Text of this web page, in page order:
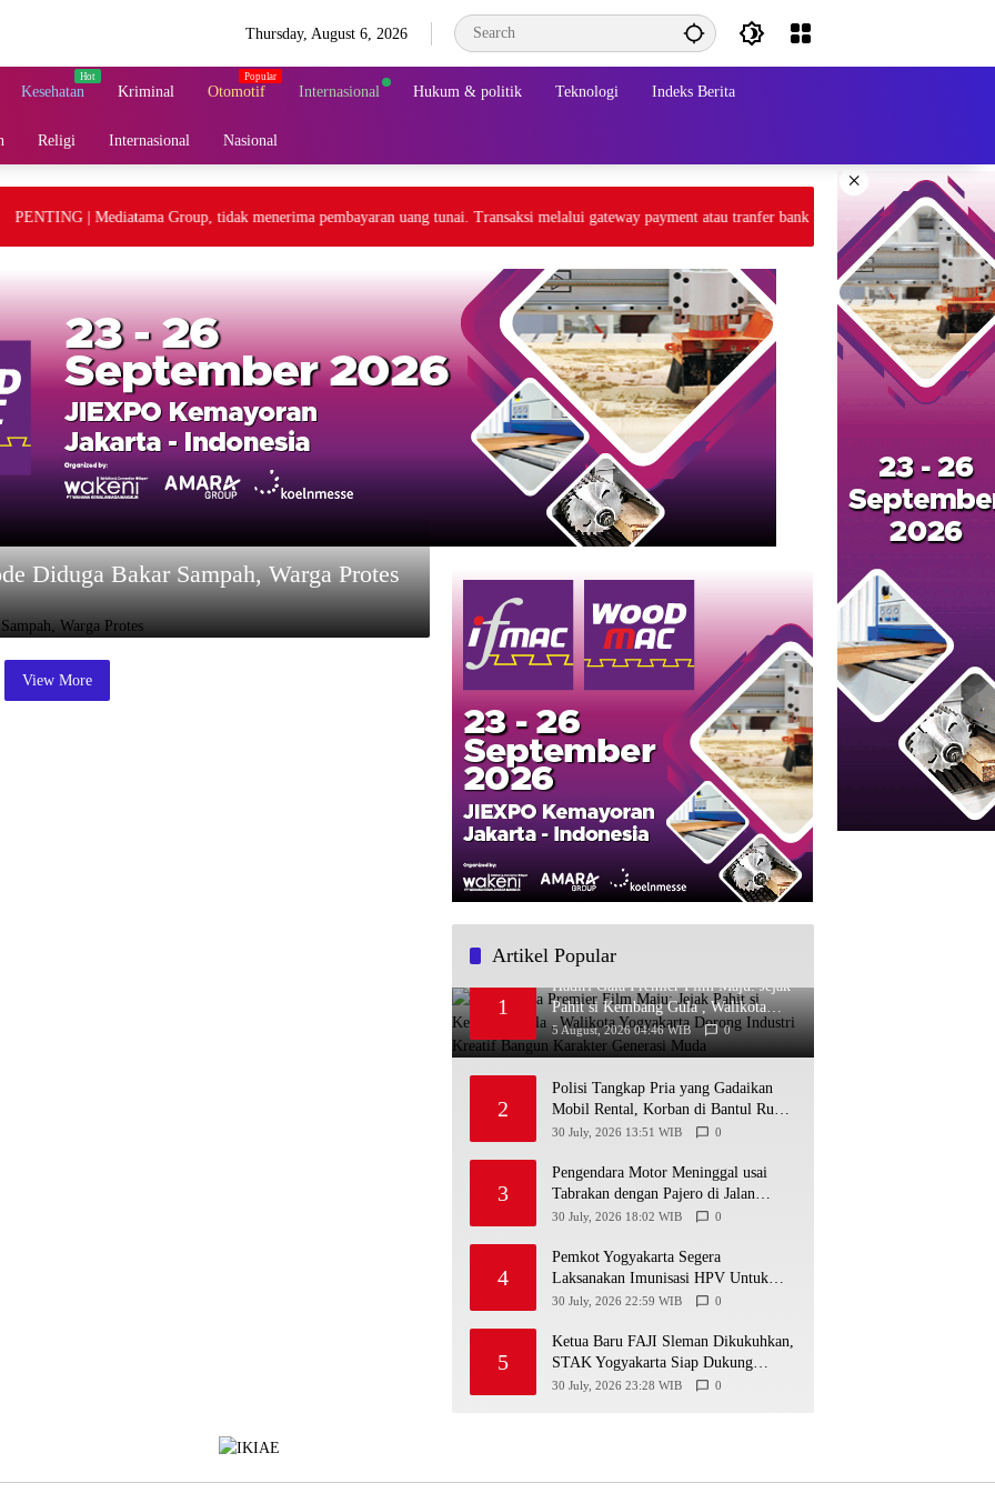
Thursday, August 6, 2026
Kesehatan Kriminal Otomotif Internasional Hukum & politik Teknologi Indeks Berita
Religi Internasional Nasional
×
PENTING | Mediatama Group, tidak menerima pembayaran uang tunai. Transaksi melalui gateway payment atau tranfer bank BCA
Diduga Bakar Sampah, Warga Protes
View More
Artikel Popular
1
Hadiri Gala Premier Film Maju: Jejak
Pahit si Kembang Gula , Walikota
Yogyakarta Dorong Industri Kreatif
Bangun Karakter Generasi Muda
5 August, 2026 04:46 WIB 0
2
Polisi Tangkap Pria yang Gadaikan
Mobil Rental, Korban di Bantul Rugi
Rp31,5 Juta
30 July, 2026 13:51 WIB 0
3
Pengendara Motor Meninggal usai
Tabrakan dengan Pajero di Jalan
Wonosari-Yogyakarta, Diduga Masuk
30 July, 2026 18:02 WIB 0
4
Pemkot Yogyakarta Segera
Laksanakan Imunisasi HPV Untuk
Siswa Usia Sekolah
30 July, 2026 22:59 WIB 0
5
Ketua Baru FAJI Sleman Dikukuhkan,
STAK Yogyakarta Siap Dukung
Pengembangan Arung Jeram DIY
30 July, 2026 23:28 WIB 0